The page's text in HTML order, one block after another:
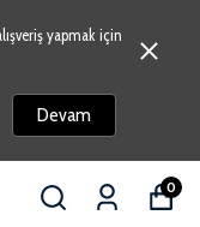
yapmak için
Devam
0